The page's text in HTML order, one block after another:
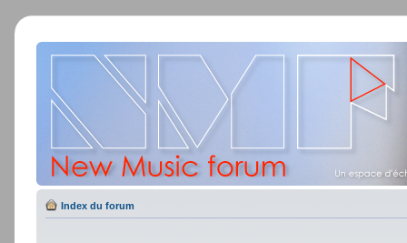
Index du forum